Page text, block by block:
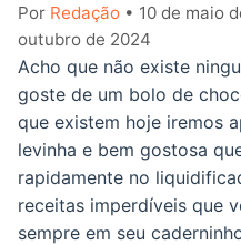
Por Redação • 10 de maio
outubro de 2024
Acho que não existe
goste de um bolo de
que existem hoje iremos
levinha e bem gostosa
rapidamente no
receitas imperdíveis que
sempre em seu